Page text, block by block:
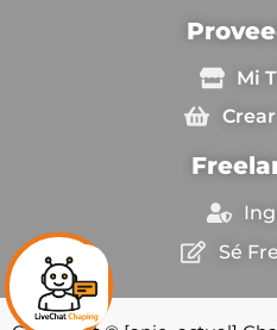
Mi
Sé